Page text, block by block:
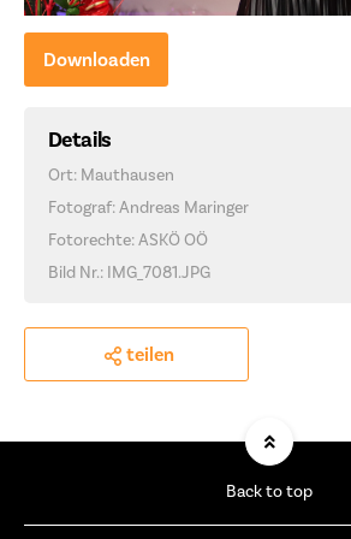
Downloaden
Details
Ort: Mauthausen
Fotograf: Andreas Maringer
Fotorechte: ASKÖ OÖ
Bild Nr.: IMG_7081.JPG
teilen
Back to top